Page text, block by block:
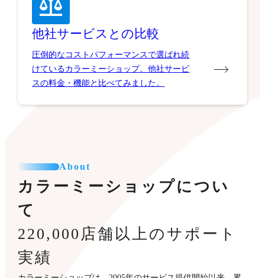
他社サービスとの比較
圧倒的なコストパフォーマンスで選ばれ続
けているカラーミーショップ。他社サービ
スの料金・機能と比べてみました。
About
カラーミーショップについ
て
220,000店舗以上のサポート
実績